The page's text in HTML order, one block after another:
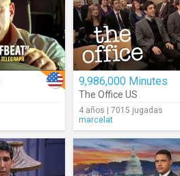
9,986,000 Minutes
The Office US
4 años | 7015 jugadas
marcelat